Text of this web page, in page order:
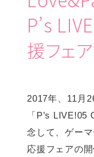
P’s
援フェ
2017年、11月
「P’s
念して、ゲー
応援フェアの